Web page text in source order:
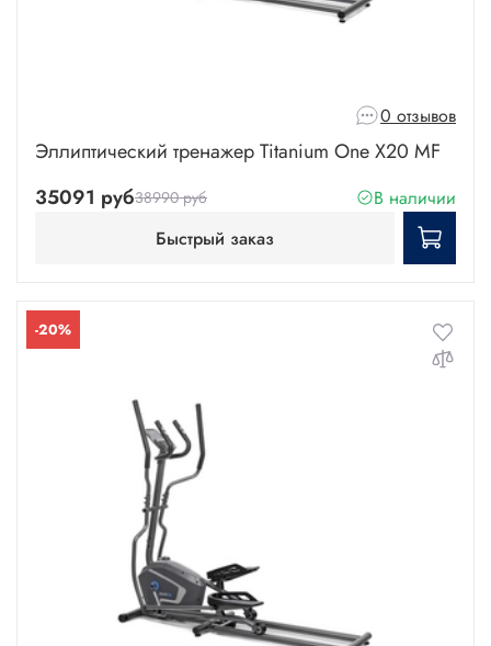
0 отзывов
Эллиптический тренажер Titanium One X20 MF
35091 руб38990 руб
В наличии
Быстрый заказ
-20%